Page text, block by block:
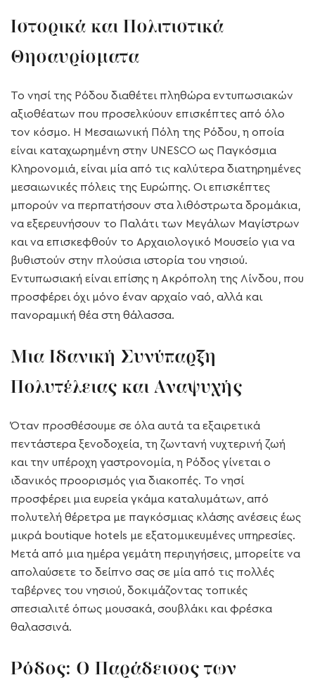
Ιστορικά και Πολιτιστικά
Θησαυρίσματα
Το νησί της Ρόδου διαθέτει πληθώρα εντυπωσιακών
αξιοθέατων που προσελκύουν επισκέπτες από όλο
τον κόσμο. Η Μεσαιωνική Πόλη της Ρόδου, η οποία
είναι καταχωρημένη στην UNESCO ως Παγκόσμια
Κληρονομιά, είναι μία από τις καλύτερα διατηρημένες
μεσαιωνικές πόλεις της Ευρώπης. Οι επισκέπτες
μπορούν να περπατήσουν στα λιθόστρωτα δρομάκια,
να εξερευνήσουν το Παλάτι των Μεγάλων Μαγίστρων
και να επισκεφθούν το Αρχαιολογικό Μουσείο για να
βυθιστούν στην πλούσια ιστορία του νησιού.
Εντυπωσιακή είναι επίσης η Ακρόπολη της Λίνδου, που
προσφέρει όχι μόνο έναν αρχαίο ναό, αλλά και
πανοραμική θέα στη θάλασσα.
Μια Ιδανική Συνύπαρξη
Πολυτέλειας και Αναψυχής
Όταν προσθέσουμε σε όλα αυτά τα εξαιρετικά
πεντάστερα ξενοδοχεία, τη ζωντανή νυχτερινή ζωή
και την υπέροχη γαστρονομία, η Ρόδος γίνεται ο
ιδανικός προορισμός για διακοπές. Το νησί
προσφέρει μια ευρεία γκάμα καταλυμάτων, από
πολυτελή θέρετρα με παγκόσμιας κλάσης ανέσεις έως
μικρά boutique hotels με εξατομικευμένες υπηρεσίες.
Μετά από μια ημέρα γεμάτη περιηγήσεις, μπορείτε να
απολαύσετε το δείπνο σας σε μία από τις πολλές
ταβέρνες του νησιού, δοκιμάζοντας τοπικές
σπεσιαλιτέ όπως μουσακά, σουβλάκι και φρέσκα
θαλασσινά.
Ρόδος: Ο Παράδεισος των